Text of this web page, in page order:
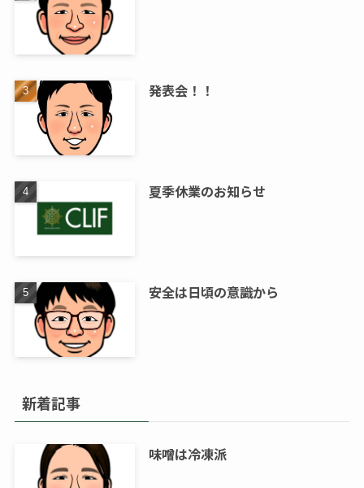
発表会！！
夏季休業のお知らせ
安全は日頃の意識から
新着記事
味噌は冷凍派